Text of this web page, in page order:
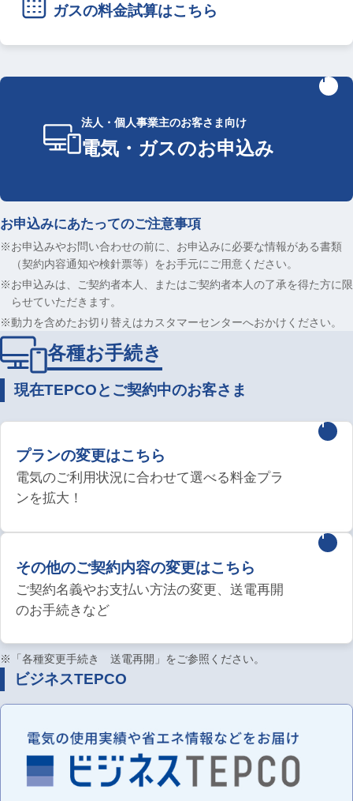
ガスの料金試算はこちら
法人・個人事業主のお客さま向け
電気・ガスのお申込み
お申込みにあたってのご注意事項
※お申込みやお問い合わせの前に、お申込みに必要な情報がある書類
（契約内容通知や検針票等）をお手元にご用意ください。
※お申込みは、ご契約者本人、またはご契約者本人の了承を得た方に限
らせていただきます。
※動力を含めたお切り替えはカスタマーセンターへおかけください。
各種お手続き
現在TEPCOとご契約中のお客さま
プランの変更はこちら
電気のご利用状況に合わせて選べる料金プラ
ンを拡大！
その他のご契約内容の変更はこちら
ご契約名義やお支払い方法の変更、送電再開
のお手続きなど
※「各種変更手続き 送電再開」をご参照ください。
ビジネスTEPCO